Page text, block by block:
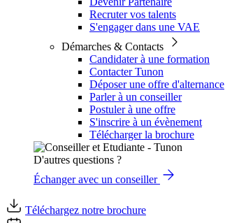
Recruter vos talents
S'engager dans une VAE
Démarches & Contacts
Candidater à une formation
Contacter Tunon
Déposer une offre d'alternance
Parler à un conseiller
Postuler à une offre
S'inscrire à un évènement
Télécharger la brochure
D'autres questions ?
Échanger avec un conseiller
Téléchargez notre brochure